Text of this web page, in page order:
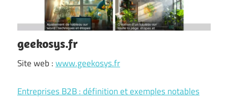
geekosys.fr
Site web :www.geekosys.fr
Entreprises B2B : définition et exemples notables